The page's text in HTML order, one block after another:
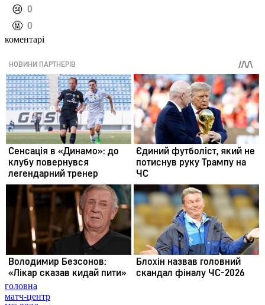
️😢 0
️🤬 0
коментарі
головна
матч-центр